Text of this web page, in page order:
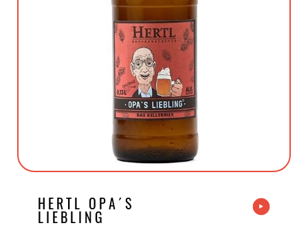
HERTL OPA´S
LIEBLING